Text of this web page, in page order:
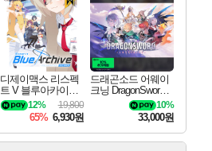
디제이맥스 리스펙
트 V 블루아카이브
팩 DJMAX RESPE
CT V Blue Archive P
ack DLC
19,800
12%
65% 6,930원
드래곤소드 어웨이
크닝 DragonSword A
10%
33,000원